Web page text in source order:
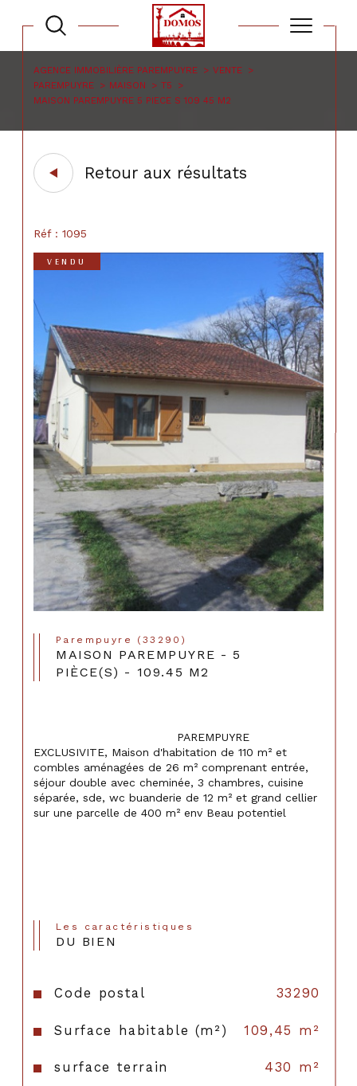
AGENCE IMMOBILIÈRE PAREMPUYRE
VENTE
PAREMPUYRE
MAISON
T5
MAISON PAREMPUYRE 5 PIECE S 109 45 M2
Retour aux résultats
Réf : 1095
VENDU
Parempuyre (33290)
MAISON PAREMPUYRE - 5
PIÈCE(S) - 109.45 M2
EXCLUSIVITE, Maison d'habitation de 110 m² et
combles aménagées de 26 m² comprenant entrée,
séjour double avec cheminée, 3 chambres, cuisine
séparée, sde, wc buanderie de 12 m² et grand cellier
sur une parcelle de 400 m² env Beau potentiel
Les caractéristiques
DU BIEN
Code postal 33290
Surface habitable (m²) 109,45 m²
surface terrain 430 m²